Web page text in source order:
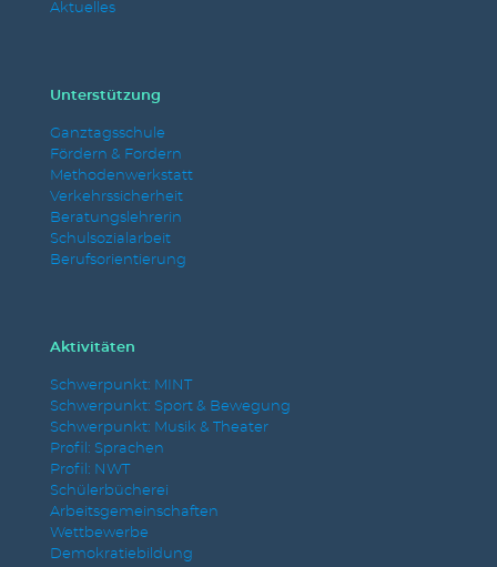
Aktuelles
Unterstützung
Ganztagsschule
Fördern & Fordern
Methodenwerkstatt
Verkehrssicherheit
Beratungslehrerin
Schulsozialarbeit
Berufsorientierung
Aktivitäten
Schwerpunkt: MINT
Schwerpunkt: Sport & Bewegung
Schwerpunkt: Musik & Theater
Profil: Sprachen
Profil: NWT
Schülerbücherei
Arbeitsgemeinschaften
Wettbewerbe
Demokratiebildung